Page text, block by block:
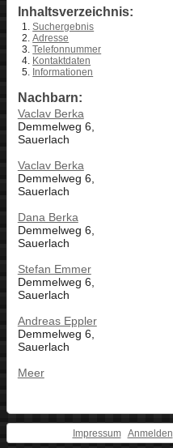
Inhaltsverzeichnis:
Suchergebnis
Adresse
Telefonnummer
Kontaktdaten
Informationen
Nachbarn:
Vaclav Berka
Demmelweg 6,
Sauerlach
Vaclav Berka
Demmelweg 6,
Sauerlach
Dana Berka
Demmelweg 6,
Sauerlach
Stefan Emmer
Demmelweg 6,
Sauerlach
Andreas Eppler
Demmelweg 6,
Sauerlach
Meer
Impressum Anmelden